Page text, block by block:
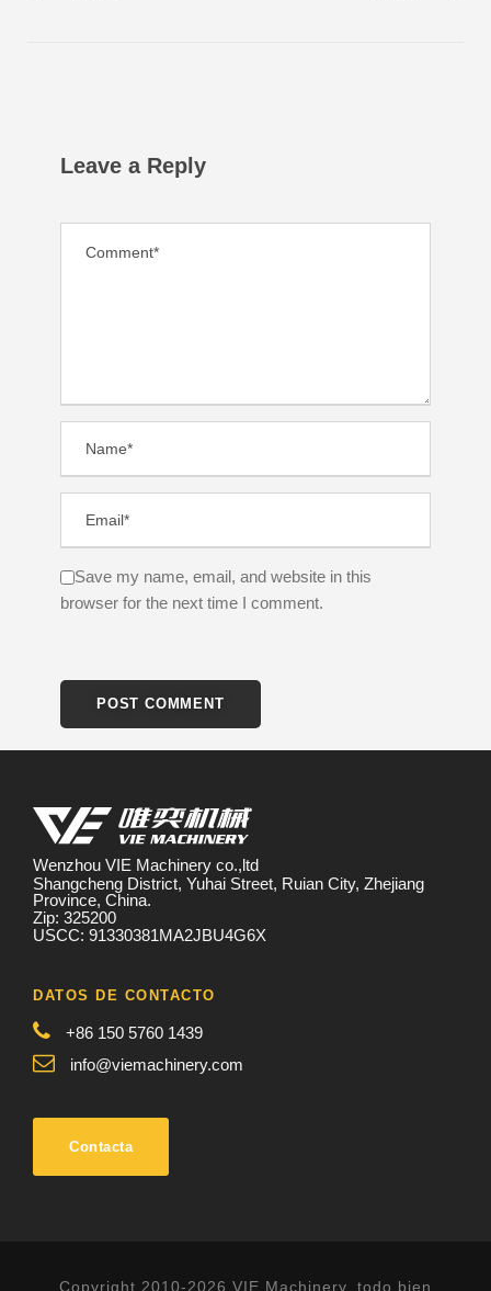
Leave a Reply
Save my name, email, and website in this
browser for the next time I comment.
Wenzhou VIE Machinery co.,ltd
Shangcheng District, Yuhai Street, Ruian City, Zhejiang
Province, China.
Zip: 325200
USCC: 91330381MA2JBU4G6X
DATOS DE CONTACTO
+86 150 5760 1439
info@viemachinery.com
Contacta
Copyright 2010-2026 VIE Machinery, todo bien